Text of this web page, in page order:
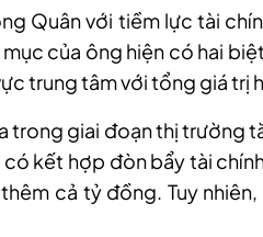
Quân với tiềm lực tài
của ông hiện có hai
trung tâm với tổng giá
trong giai đoạn thị trường
kết hợp đòn bẩy tài
cả tỷ đồng. Tuy